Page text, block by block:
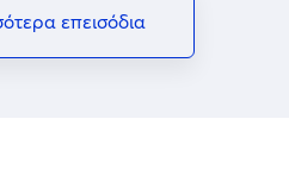
επεισόδια